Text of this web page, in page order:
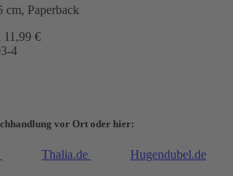
cm, Paperback
11,99 €
4
vor Ort oder hier:
Thalia.de
Hugendubel.de